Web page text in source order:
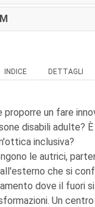
INDICE DETTAGLI
proporre un fare
disabili adulte?
inclusiva?
le autrici,
che si
dove il fuori
Un centro